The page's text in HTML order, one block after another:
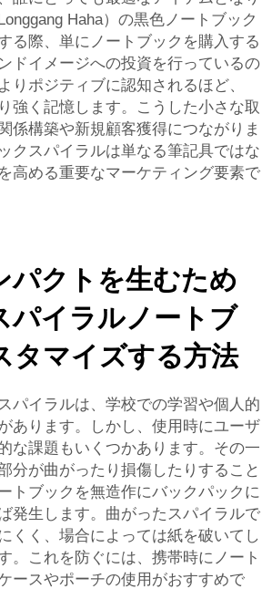
Haha）の黒色ノートブック
る際、単にノートブックを購入する
ドイメージへの投資を行っているの
りポジティブに認知されるほど、
強く記憶します。こうした小さな取
係構築や新規顧客獲得につながりま
クスパイラルは単なる筆記具ではな
高める重要なマーケティング要素で
パクトを生むため
パイラルノートブ
タマイズする方法
パイラルは、学校での学習や個人的
あります。しかし、使用時にユーザ
な課題もいくつかあります。その一
分が曲がったり損傷したりすること
トブックを無造作にバックパックに
発生します。曲がったスパイラルで
くく、場合によっては紙を破いてし
。これを防ぐには、携帯時にノート
ースやポーチの使用がおすすめで